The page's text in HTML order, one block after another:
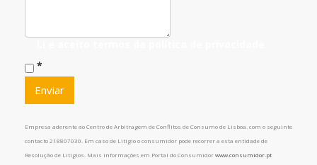
*
Empresa aderente ao Centro de Arbitragem de Conflitos de Consumo de Lisboa. com o seguinte
contacto 218807030. Em caso de Litígio o consumidor pode recorrer a esta entidade de
Resolução de Litígios. Mais informações em Portal do Consumidorwww.consumidor.pt